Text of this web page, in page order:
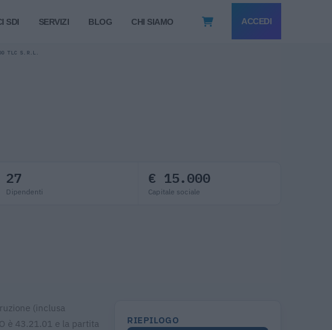
SDI SERVIZI BLOG CHI SIAMO ACCEDI
TLC S.R.L.
27
Dipendenti
€ 15.000
Capitale sociale
(inclusa
è 43.21.01 e la partita
RIEPILOGO